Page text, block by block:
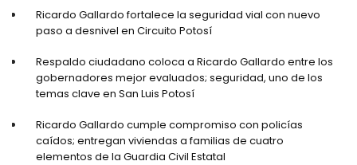
Ricardo Gallardo fortalece la seguridad vial con nuevo
paso a desnivel en Circuito Potosí
Respaldo ciudadano coloca a Ricardo Gallardo entre los
gobernadores mejor evaluados; seguridad, uno de los
temas clave en San Luis Potosí
Ricardo Gallardo cumple compromiso con policías
caídos; entregan viviendas a familias de cuatro
elementos de la Guardia Civil Estatal